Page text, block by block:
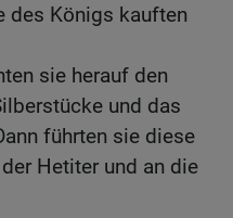
des Königs kauften
sie herauf den
und das
führten sie diese
Hetiter und an die